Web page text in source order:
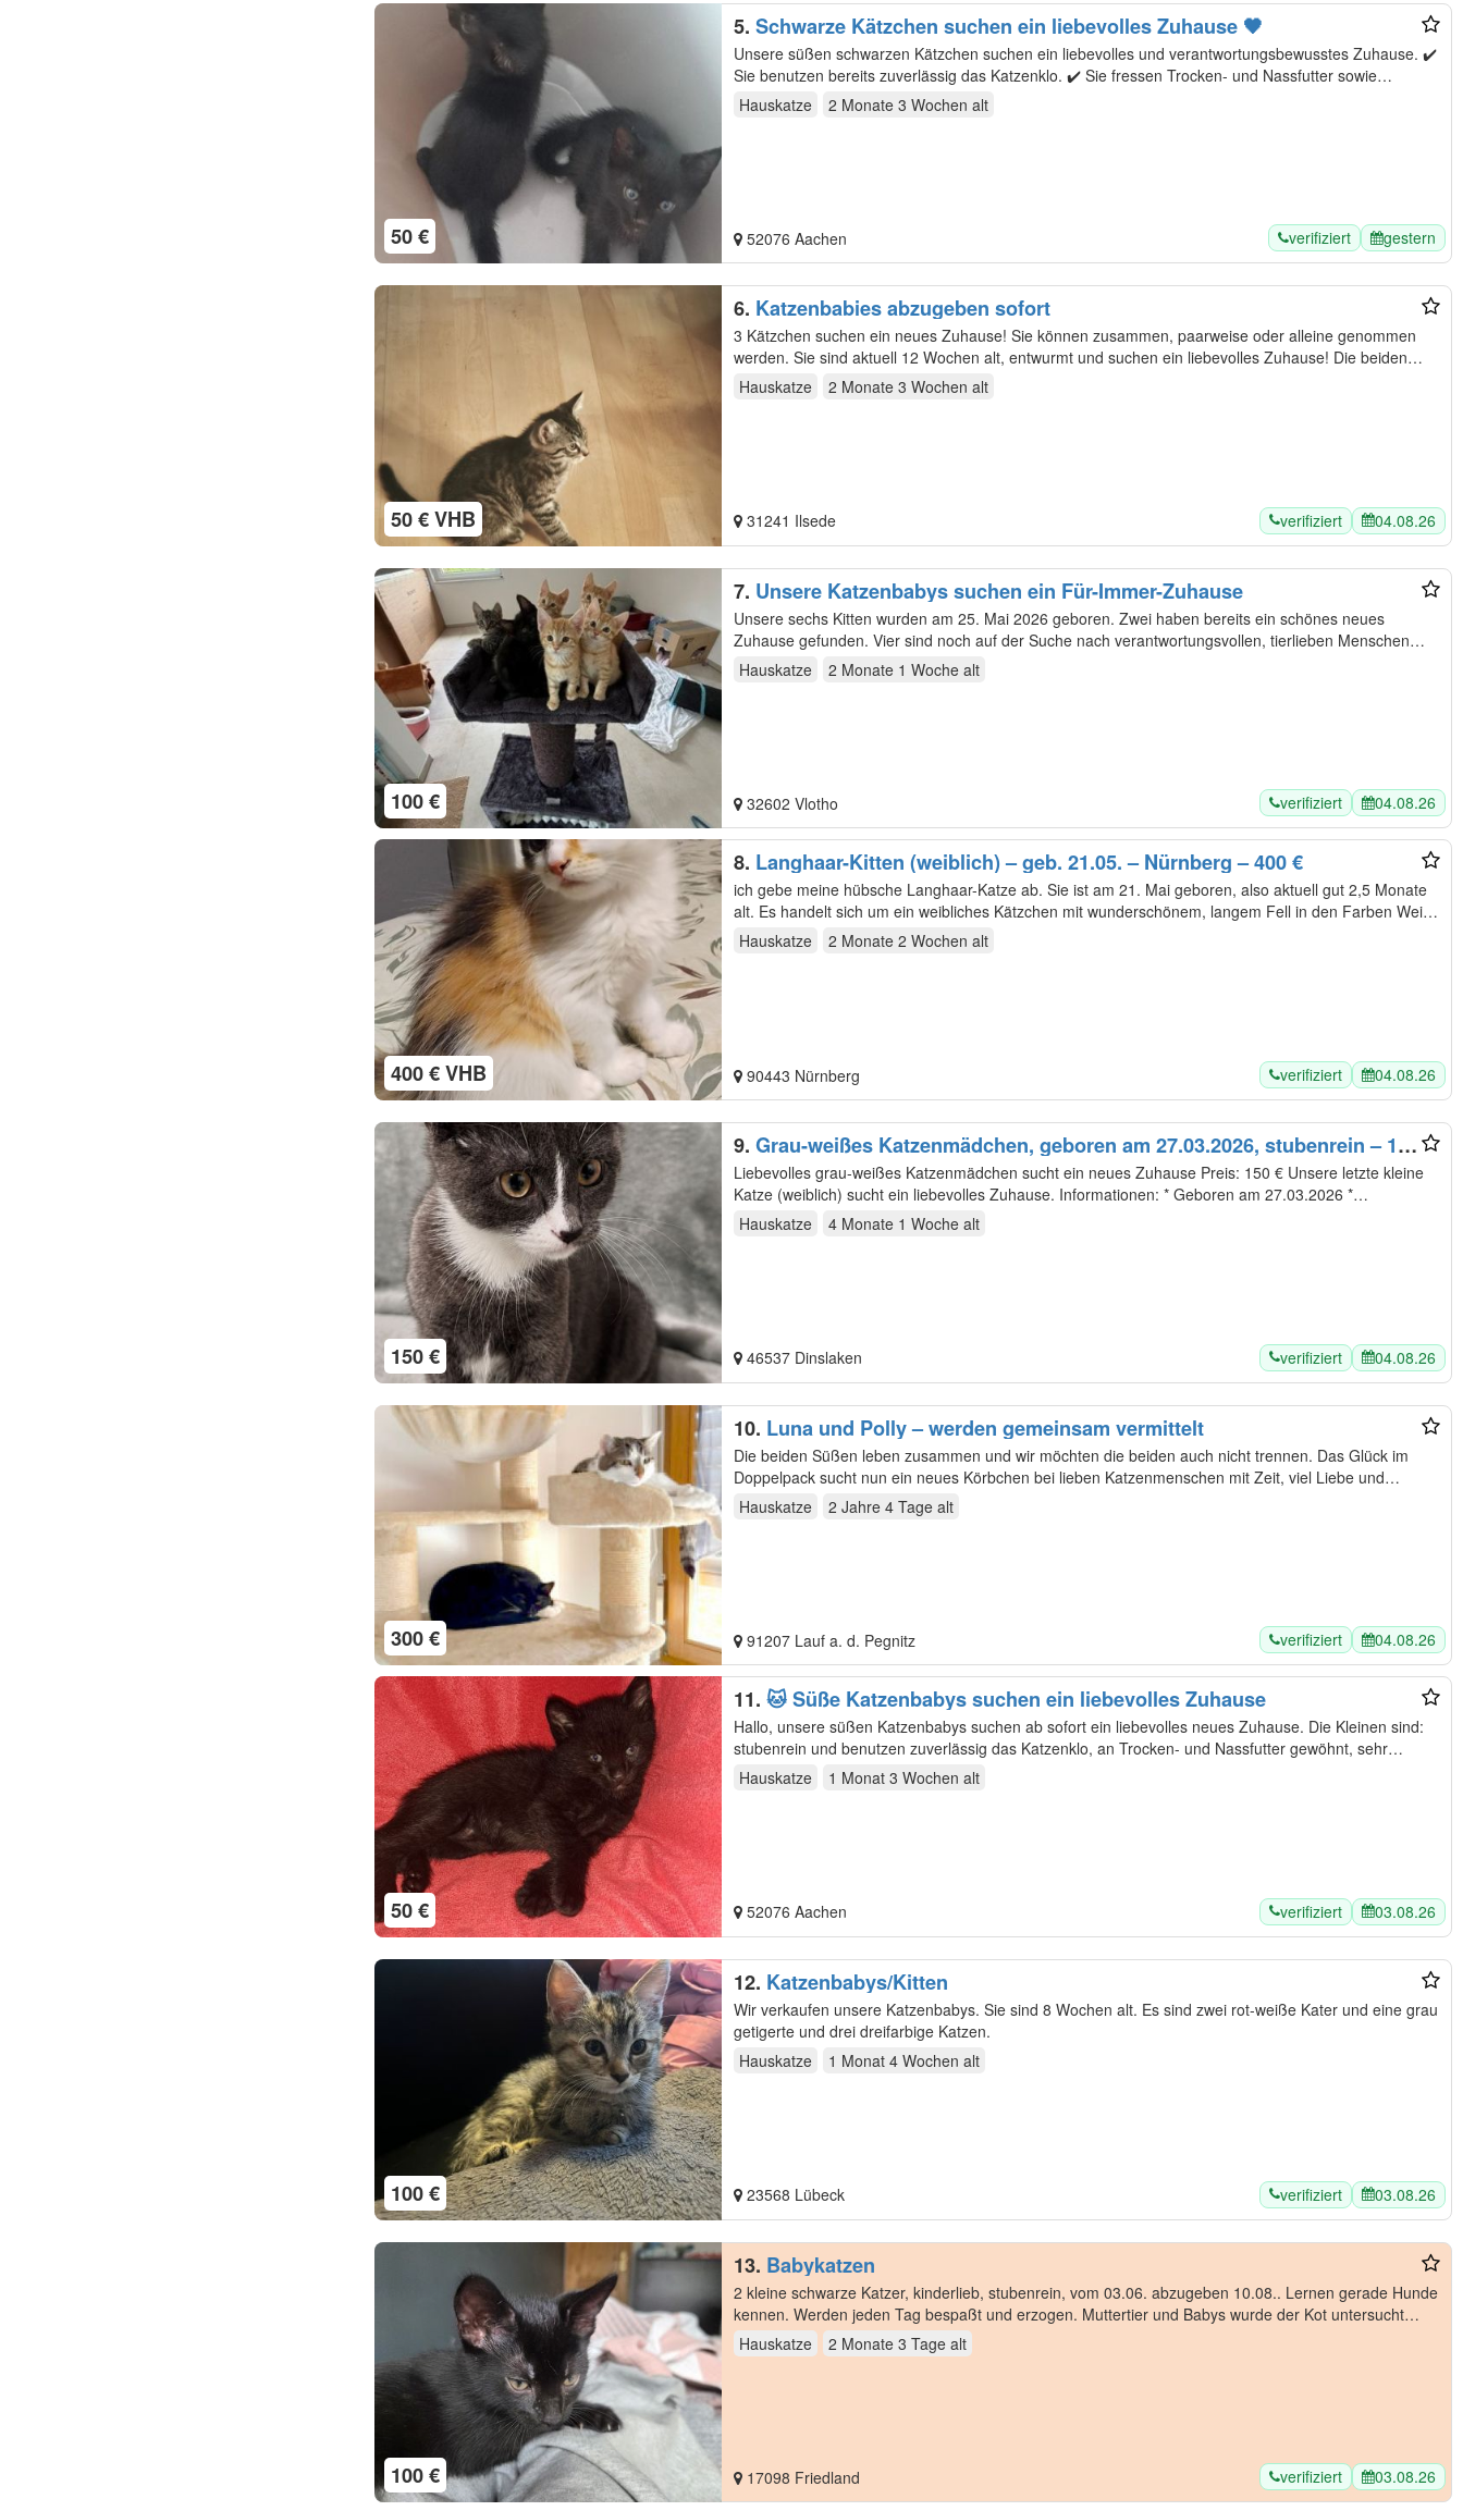
5. Schwarze Kätzchen suchen ein liebevolles Zuhause 🖤
50 €
Unsere süßen schwarzen Kätzchen suchen ein liebevolles und verantwortungsbewusstes Zuhause. ✔️
Sie benutzen bereits zuverlässig das Katzenklo. ✔️ Sie fressen Trocken- und Nassfutter sowie
spezielle…
Hauskatze 2 Monate 3 Wochen alt
52076 Aachen verifiziert gestern
6. Katzenbabies abzugeben sofort
50 € VHB
3 Kätzchen suchen ein neues Zuhause! Sie können zusammen, paarweise oder alleine genommen
werden. Sie sind aktuell 12 Wochen alt, entwurmt und suchen ein liebevolles Zuhause! Die beiden
schwarzen…
Hauskatze 2 Monate 3 Wochen alt
31241 Ilsede verifiziert 04.08.26
7. Unsere Katzenbabys suchen ein Für-Immer-Zuhause
100 €
Unsere sechs Kitten wurden am 25. Mai 2026 geboren. Zwei haben bereits ein schönes neues
Zuhause gefunden. Vier sind noch auf der Suche nach verantwortungsvollen, tierlieben Menschen
Juna (weiblich/…
Hauskatze 2 Monate 1 Woche alt
32602 Vlotho verifiziert 04.08.26
8. Langhaar-Kitten (weiblich) – geb. 21.05. – Nürnberg – 400 €
400 € VHB
ich gebe meine hübsche Langhaar-Katze ab. Sie ist am 21. Mai geboren, also aktuell gut 2,5 Monate
alt. Es handelt sich um ein weibliches Kätzchen mit wunderschönem, langem Fell in den Farben Weiß,
…
Hauskatze 2 Monate 2 Wochen alt
90443 Nürnberg verifiziert 04.08.26
9. Grau-weißes Katzenmädchen, geboren am 27.03.2026, stubenrein – 150
€
150 €
Liebevolles grau-weißes Katzenmädchen sucht ein neues Zuhause Preis: 150 € Unsere letzte kleine
Katze (weiblich) sucht ein liebevolles Zuhause. Informationen: * Geboren am 27.03.2026 *…
Hauskatze
4 Monate 1 Woche alt
46537 Dinslaken verifiziert 04.08.26
10. Luna und Polly – werden gemeinsam vermittelt
300 €
Die beiden Süßen leben zusammen und wir möchten die beiden auch nicht trennen. Das Glück im
Doppelpack sucht nun ein neues Körbchen bei lieben Katzenmenschen mit Zeit, viel Liebe und
gesicherten…
Hauskatze 2 Jahre 4 Tage alt
91207 Lauf a. d. Pegnitz verifiziert 04.08.26
11. 🐱 Süße Katzenbabys suchen ein liebevolles Zuhause
50 €
Hallo, unsere süßen Katzenbabys suchen ab sofort ein liebevolles neues Zuhause. Die Kleinen sind:
stubenrein und benutzen zuverlässig das Katzenklo, an Trocken- und Nassfutter gewöhnt, sehr…
Hauskatze
1 Monat 3 Wochen alt
52076 Aachen verifiziert 03.08.26
12. Katzenbabys/Kitten
100 €
Wir verkaufen unsere Katzenbabys. Sie sind 8 Wochen alt. Es sind zwei rot-weiße Kater und eine grau
getigerte und drei dreifarbige Katzen.
Hauskatze
1 Monat 4 Wochen alt
23568 Lübeck verifiziert 03.08.26
13. Babykatzen
100 €
2 kleine schwarze Katzer, kinderlieb, stubenrein, vom 03.06. abzugeben 10.08.. Lernen gerade Hunde
kennen. Werden jeden Tag bespaßt und erzogen. Muttertier und Babys wurde der Kot untersucht
sind…
Hauskatze 2 Monate 3 Tage alt
17098 Friedland verifiziert 03.08.26